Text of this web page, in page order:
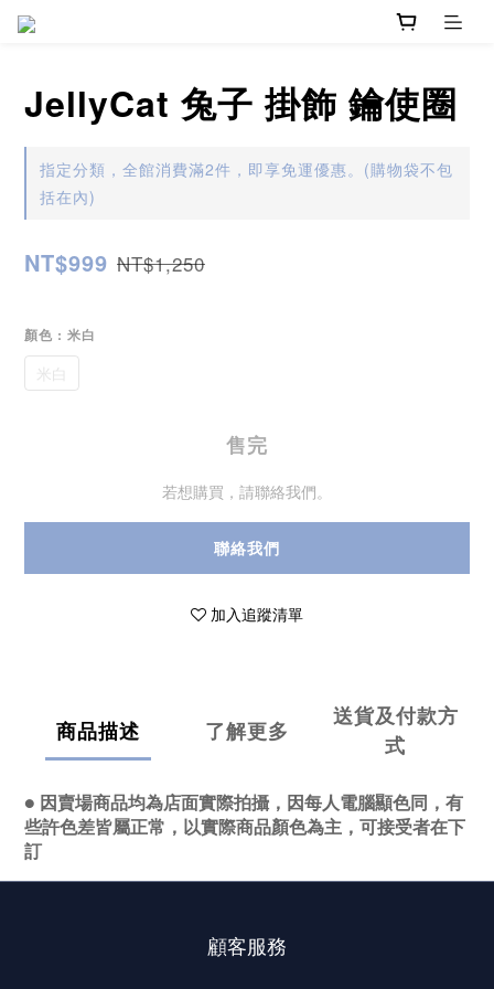
JellyCat 兔子 掛飾 鑰使圈
指定分類，全館消費滿2件，即享免運優惠。(購物袋不包
括在內)
NT$999 NT$1,250
顏色 : 米白
米白
售完
若想購買，請聯絡我們。
聯絡我們
加入追蹤清單
商品描述 了解更多
送貨及付款方
式
● 因賣場商品均為店面實際拍攝，因每人電腦顯色同，有
些許色差皆屬正常，以實際商品顏色為主，可接受者在下
訂
顧客服務